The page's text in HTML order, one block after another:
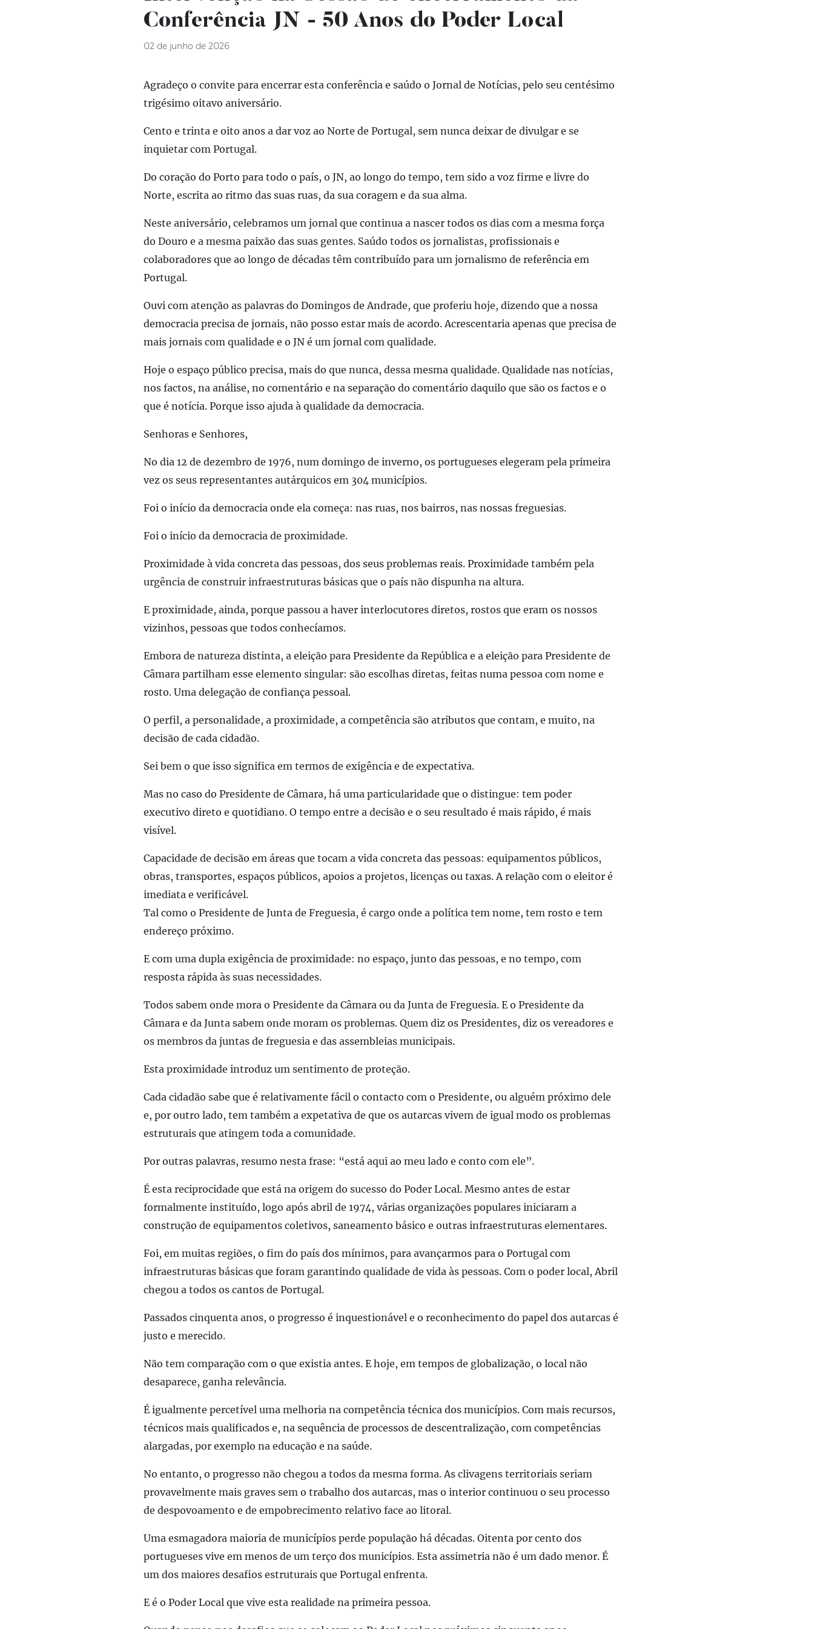
Conferência JN - 50 Anos do Poder Local
02 de junho de 2026
Agradeço o convite para encerrar esta conferência e saúdo o Jornal de Notícias, pelo seu centésimo
trigésimo oitavo aniversário.
Cento e trinta e oito anos a dar voz ao Norte de Portugal, sem nunca deixar de divulgar e se
inquietar com Portugal.
Do coração do Porto para todo o país, o JN, ao longo do tempo, tem sido a voz firme e livre do
Norte, escrita ao ritmo das suas ruas, da sua coragem e da sua alma.
Neste aniversário, celebramos um jornal que continua a nascer todos os dias com a mesma força
do Douro e a mesma paixão das suas gentes. Saúdo todos os jornalistas, profissionais e
colaboradores que ao longo de décadas têm contribuído para um jornalismo de referência em
Portugal.
Ouvi com atenção as palavras do Domingos de Andrade, que proferiu hoje, dizendo que a nossa
democracia precisa de jornais, não posso estar mais de acordo. Acrescentaria apenas que precisa de
mais jornais com qualidade e o JN é um jornal com qualidade.
Hoje o espaço público precisa, mais do que nunca, dessa mesma qualidade. Qualidade nas notícias,
nos factos, na análise, no comentário e na separação do comentário daquilo que são os factos e o
que é notícia. Porque isso ajuda à qualidade da democracia.
Senhoras e Senhores,
No dia 12 de dezembro de 1976, num domingo de inverno, os portugueses elegeram pela primeira
vez os seus representantes autárquicos em 304 municípios.
Foi o início da democracia onde ela começa: nas ruas, nos bairros, nas nossas freguesias.
Foi o início da democracia de proximidade.
Proximidade à vida concreta das pessoas, dos seus problemas reais. Proximidade também pela
urgência de construir infraestruturas básicas que o país não dispunha na altura.
E proximidade, ainda, porque passou a haver interlocutores diretos, rostos que eram os nossos
vizinhos, pessoas que todos conhecíamos.
Embora de natureza distinta, a eleição para Presidente da República e a eleição para Presidente de
Câmara partilham esse elemento singular: são escolhas diretas, feitas numa pessoa com nome e
rosto. Uma delegação de confiança pessoal.
O perfil, a personalidade, a proximidade, a competência são atributos que contam, e muito, na
decisão de cada cidadão.
Sei bem o que isso significa em termos de exigência e de expectativa.
Mas no caso do Presidente de Câmara, há uma particularidade que o distingue: tem poder
executivo direto e quotidiano. O tempo entre a decisão e o seu resultado é mais rápido, é mais
visível.
Capacidade de decisão em áreas que tocam a vida concreta das pessoas: equipamentos públicos,
obras, transportes, espaços públicos, apoios a projetos, licenças ou taxas. A relação com o eleitor é
imediata e verificável.
Tal como o Presidente de Junta de Freguesia, é cargo onde a política tem nome, tem rosto e tem
endereço próximo.
E com uma dupla exigência de proximidade: no espaço, junto das pessoas, e no tempo, com
resposta rápida às suas necessidades.
Todos sabem onde mora o Presidente da Câmara ou da Junta de Freguesia. E o Presidente da
Câmara e da Junta sabem onde moram os problemas. Quem diz os Presidentes, diz os vereadores e
os membros da juntas de freguesia e das assembleias municipais.
Esta proximidade introduz um sentimento de proteção.
Cada cidadão sabe que é relativamente fácil o contacto com o Presidente, ou alguém próximo dele
e, por outro lado, tem também a expetativa de que os autarcas vivem de igual modo os problemas
estruturais que atingem toda a comunidade.
Por outras palavras, resumo nesta frase: “está aqui ao meu lado e conto com ele”.
É esta reciprocidade que está na origem do sucesso do Poder Local. Mesmo antes de estar
formalmente instituído, logo após abril de 1974, várias organizações populares iniciaram a
construção de equipamentos coletivos, saneamento básico e outras infraestruturas elementares.
Foi, em muitas regiões, o fim do país dos mínimos, para avançarmos para o Portugal com
infraestruturas básicas que foram garantindo qualidade de vida às pessoas. Com o poder local,Abril
chegou a todos os cantos de Portugal.
Passados cinquenta anos, o progresso é inquestionável e o reconhecimento do papel dos autarcas é
justo e merecido.
Não tem comparação com o que existia antes. E hoje, em tempos de globalização, o local não
desaparece, ganha relevância.
É igualmente percetível uma melhoria na competência técnica dos municípios. Com mais recursos,
técnicos mais qualificados e, na sequência de processos de descentralização, com competências
alargadas, por exemplo na educação e na saúde.
No entanto, o progresso não chegou a todos da mesma forma.As clivagens territoriais seriam
provavelmente mais graves sem o trabalho dos autarcas, mas o interior continuou o seu processo
de despovoamento e de empobrecimento relativo face ao litoral.
Uma esmagadora maioria de municípios perde população há décadas. Oitenta por cento dos
portugueses vive em menos de um terço dos municípios. Esta assimetria não é um dado menor. É
um dos maiores desafios estruturais que Portugal enfrenta.
E é o Poder Local que vive esta realidade na primeira pessoa.